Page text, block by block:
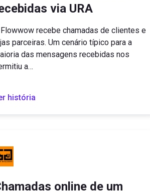
via URA
recebe chamadas de clientes e
parceiras. Um cenário típico para a
das mensagens recebidas nos
a…
história
online de um